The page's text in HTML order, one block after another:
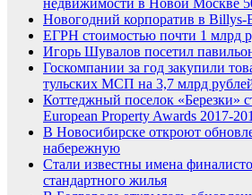
недвижимости в Новой Москве
Новогодний корпоратив в Billys-
ЕГРН стоимостью почти 1 млрд
Игорь Шувалов посетил
Госкомпании за год закупили
тульских МСП на 3,7 млрд
Коттеджный поселок «Березки»
European Property Awards 2017-
В Новосибирске откроют
набережную
Стали известны имена
стандартного жилья